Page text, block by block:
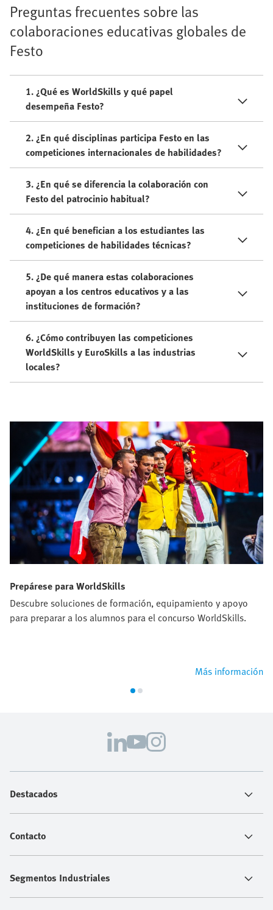
Preguntas frecuentes sobre las
colaboraciones educativas globales de
Festo
1. ¿Qué es WorldSkills y qué papel
desempeña Festo?
2. ¿En qué disciplinas participa Festo en las
competiciones internacionales de habilidades?
3. ¿En qué se diferencia la colaboración con
Festo del patrocinio habitual?
4. ¿En qué benefician a los estudiantes las
competiciones de habilidades técnicas?
5. ¿De qué manera estas colaboraciones
apoyan a los centros educativos y a las
instituciones de formación?
6. ¿Cómo contribuyen las competiciones
WorldSkills y EuroSkills a las industrias
locales?
Prepárese para WorldSkills
Descubre soluciones de formación, equipamiento y apoyo
para preparar a los alumnos para el concurso WorldSkills.
Más información
Destacados
Contacto
Segmentos Industriales